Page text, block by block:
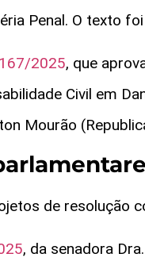
Penal. O texto
167/2025, que
Civil em
Mourão
de resolução
, da senadora